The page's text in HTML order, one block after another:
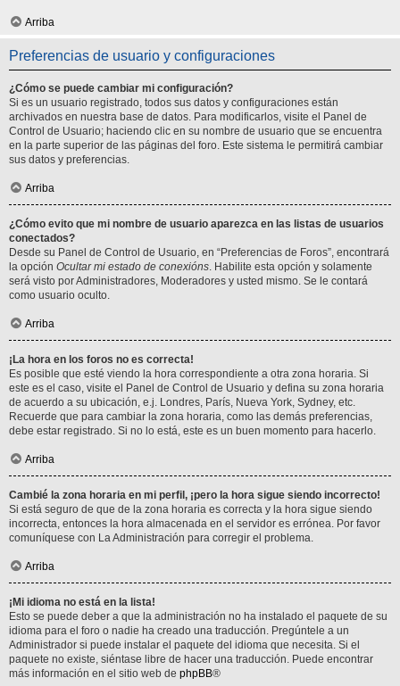
Arriba
Preferencias de usuario y configuraciones
¿Cómo se puede cambiar mi configuración?
Si es un usuario registrado, todos sus datos y configuraciones están
archivados en nuestra base de datos. Para modificarlos, visite el Panel de
Control de Usuario; haciendo clic en su nombre de usuario que se encuentra
en la parte superior de las páginas del foro. Este sistema le permitirá cambiar
sus datos y preferencias.
Arriba
¿Cómo evito que mi nombre de usuario aparezca en las listas de usuarios
conectados?
Desde su Panel de Control de Usuario, en “Preferencias de Foros”, encontrará
la opción Ocultar mi estado de conexións. Habilite esta opción y solamente
será visto por Administradores, Moderadores y usted mismo. Se le contará
como usuario oculto.
Arriba
¡La hora en los foros no es correcta!
Es posible que esté viendo la hora correspondiente a otra zona horaria. Si
este es el caso, visite el Panel de Control de Usuario y defina su zona horaria
de acuerdo a su ubicación, e.j. Londres, París, Nueva York, Sydney, etc.
Recuerde que para cambiar la zona horaria, como las demás preferencias,
debe estar registrado. Si no lo está, este es un buen momento para hacerlo.
Arriba
Cambié la zona horaria en mi perfil, ¡pero la hora sigue siendo incorrecto!
Si está seguro de que de la zona horaria es correcta y la hora sigue siendo
incorrecta, entonces la hora almacenada en el servidor es errónea. Por favor
comuníquese con La Administración para corregir el problema.
Arriba
¡Mi idioma no está en la lista!
Esto se puede deber a que la administración no ha instalado el paquete de su
idioma para el foro o nadie ha creado una traducción. Pregúntele a un
Administrador si puede instalar el paquete del idioma que necesita. Si el
paquete no existe, siéntase libre de hacer una traducción. Puede encontrar
más información en el sitio web de phpBB®